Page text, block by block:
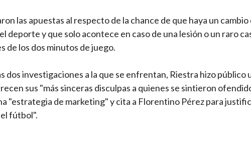
las apuestas al respecto de la chance de que haya un cambio
y que solo acontece en caso de una lesión o un raro
de los dos minutos de juego.
dos investigaciones a la que se enfrentan, Riestra hizo público
sus "más sinceras disculpas a quienes se sintieron
"estrategia de marketing" y cita a Florentino Pérez para
fútbol".